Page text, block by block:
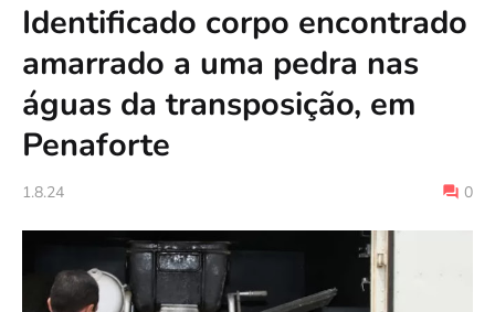
Identificado corpo encontrado
amarrado a uma pedra nas
águas da transposição, em
Penaforte
1.8.24 0